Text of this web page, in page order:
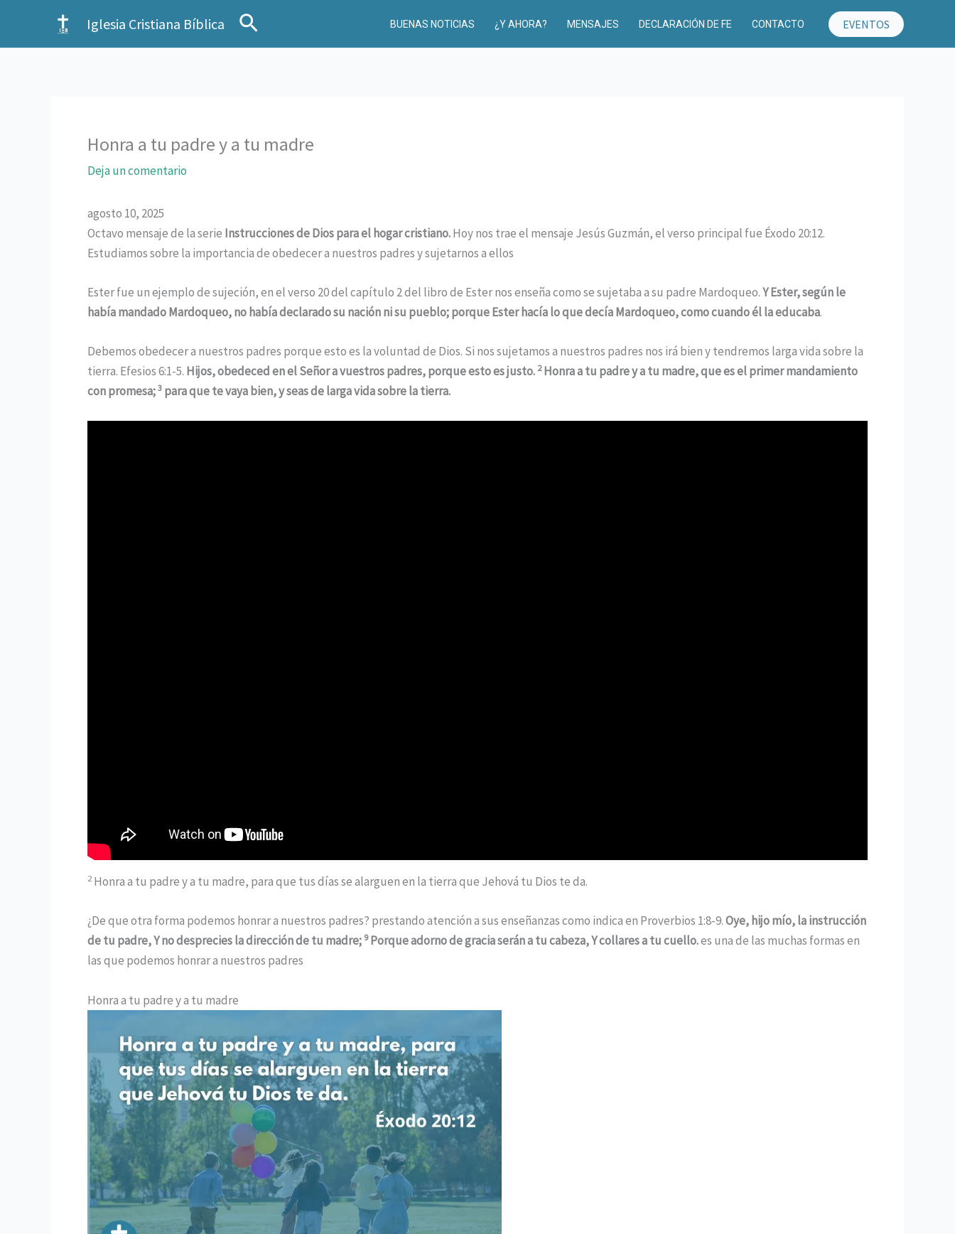
contenido
Iglesia Cristiana Bíblica Buscar BUENAS NOTICIAS ¿Y AHORA? MENSAJES DECLARACIÓN DE FE CONTACTO EVENTOS
Honra a tu padre y a tu madre
Deja un comentario
agosto 10, 2025
Octavo mensaje de la serie Instrucciones de Dios para el hogar cristiano.Hoy nos trae el mensaje Jesús Guzmán, el verso principal fue Éxodo 20:12.
Estudiamos sobre la importancia de obedecer a nuestros padres y sujetarnos a ellos
Ester fue un ejemplo de sujeción, en el verso 20 del capítulo 2 del libro de Ester nos enseña como se sujetaba a su padre Mardoqueo.Y Ester, según le
había mandado Mardoqueo, no había declarado su nación ni su pueblo; porque Ester hacía lo que decía Mardoqueo, como cuando él la educaba.
Debemos obedecer a nuestros padres porque esto es la voluntad de Dios. Si nos sujetamos a nuestros padres nos irá bien y tendremos larga vida sobre la
tierra. Efesios 6:1-5. Hijos, obedeced en el Señor a vuestros padres, porque esto es justo. 2Honra a tu padre y a tu madre, que es el primer mandamiento
con promesa;3 para que te vaya bien, y seas de larga vida sobre la tierra.
2 Honra a tu padre y a tu madre, para que tus días se alarguen en la tierra que Jehová tu Dios te da.
¿De que otra forma podemos honrar a nuestros padres? prestando atención a sus enseñanzas como indica en Proverbios 1:8-9.Oye, hijo mío, la instrucción
de tu padre, Y no desprecies la dirección de tu madre; 9Porque adorno de gracia serán a tu cabeza, Y collares a tu cuello.es una de las muchas formas en
las que podemos honrar a nuestros padres
Honra a tu padre y a tu madre